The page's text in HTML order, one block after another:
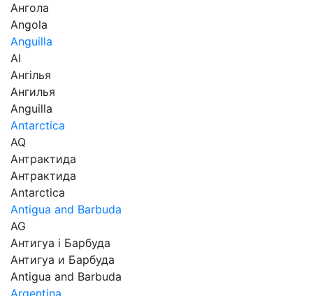
Ангола
Angola
Anguilla
AI
Ангілья
Ангилья
Anguilla
Antarctica
AQ
Антрактида
Антрактида
Antarctica
Antigua and Barbuda
AG
Антигуа і Барбуда
Антигуа и Барбуда
Antigua and Barbuda